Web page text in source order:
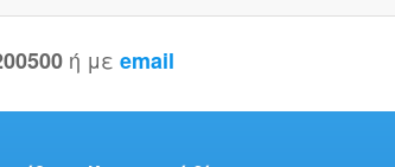
ή με email